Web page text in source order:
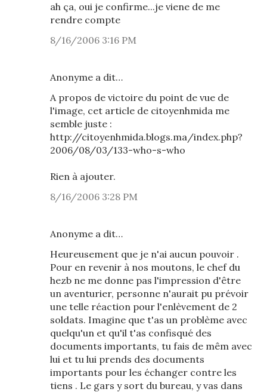
ah ça, oui je confirme...je viene de me
rendre compte
8/16/2006 3:16 PM
Anonyme a dit…
A propos de victoire du point de vue de
l'image, cet article de citoyenhmida me
semble juste :
http://citoyenhmida.blogs.ma/index.php?
2006/08/03/133-who-s-who
Rien à ajouter.
8/16/2006 3:28 PM
Anonyme a dit…
Heureusement que je n'ai aucun pouvoir .
Pour en revenir à nos moutons, le chef du
hezb ne me donne pas l'impression d'être
un aventurier, personne n'aurait pu prévoir
une telle réaction pour l'enlèvement de 2
soldats. Imagine que t'as un problème avec
quelqu'un et qu'il t'as confisqué des
documents importants, tu fais de mêm avec
lui et tu lui prends des documents
importants pour les échanger contre les
tiens . Le gars y sort du bureau, y vas dans